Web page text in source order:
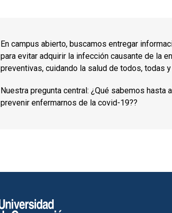
En campus abierto, buscamos entregar
para evitar adquirir la infección causante de la
preventivas, cuidando la salud de todos, todas
Nuestra pregunta central: ¿Qué sabemos
prevenir enfermarnos de la covid-19??